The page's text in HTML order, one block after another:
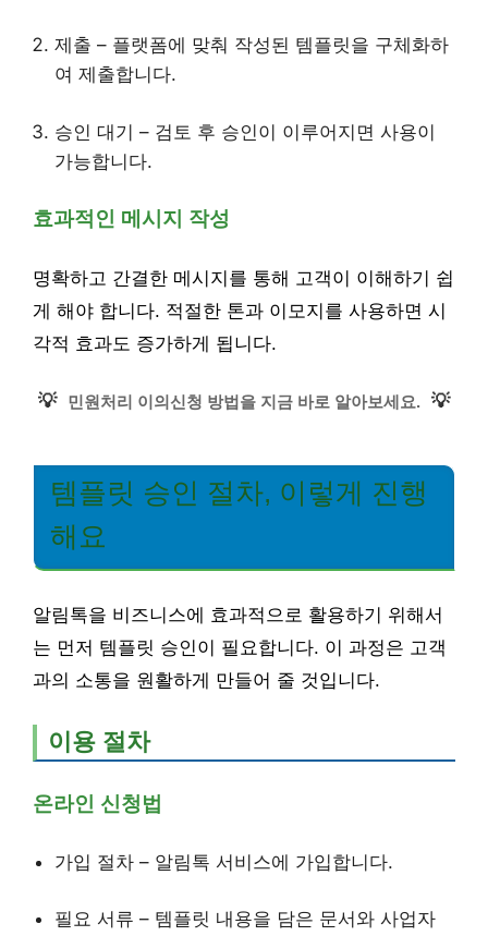
제출 – 플랫폼에 맞춰 작성된 템플릿을 구체화하
여 제출합니다.
승인 대기 – 검토 후 승인이 이루어지면 사용이
가능합니다.
효과적인 메시지 작성
명확하고 간결한 메시지를 통해 고객이 이해하기 쉽
게 해야 합니다. 적절한 톤과 이모지를 사용하면 시
각적 효과도 증가하게 됩니다.
💡 민원처리 이의신청 방법을 지금 바로 알아보세요. 💡
템플릿 승인 절차, 이렇게 진행
해요
알림톡을 비즈니스에 효과적으로 활용하기 위해서
는 먼저 템플릿 승인이 필요합니다. 이 과정은 고객
과의 소통을 원활하게 만들어 줄 것입니다.
이용 절차
온라인 신청법
가입 절차 – 알림톡 서비스에 가입합니다.
필요 서류 – 템플릿 내용을 담은 문서와 사업자